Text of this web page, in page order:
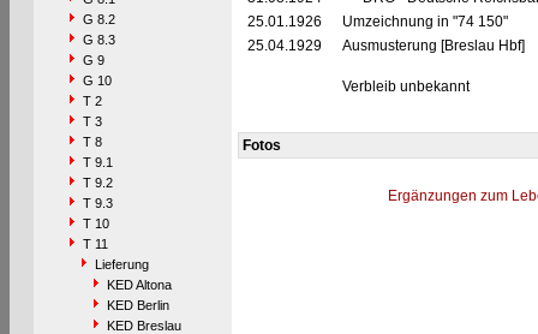
G 8.2
G 8.3
G 9
G 10
T 2
T 3
T 8
T 9.1
T 9.2
T 9.3
T 10
T 11
Lieferung
KED Altona
KED Berlin
KED Breslau
25.01.1926
Umzeichnung in "74 150"
25.04.1929
Ausmusterung [Breslau Hbf]
Verbleib unbekannt
Fotos
Ergänzungen zum